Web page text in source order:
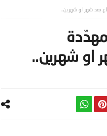
بعد شهر او شهرين..
مهدّدة
او شهرين..